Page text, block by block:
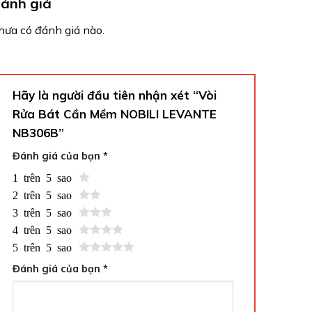
có đánh giá nào.
Hãy là người đầu tiên nhận xét “Vòi
Rửa Bát Cần Mềm NOBILI LEVANTE
NB306B”
Đánh giá của bạn*
1 trên 5 sao
2 trên 5 sao
3 trên 5 sao
4 trên 5 sao
5 trên 5 sao
Đánh giá của bạn*